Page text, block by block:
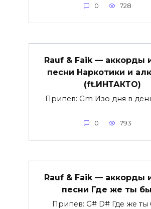
0 728
Rauf & Faik — аккорды
песни Наркотики и
(ft.ИНТАКТО)
Припев: Gm Изо дня в
0 793
Rauf & Faik — аккорды
песни Где же ты
Припев: G# D# Где же ты